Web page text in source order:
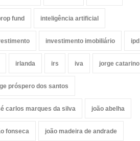
fund inteligência artificial
investimento imobiliário ipd
irlanda irs iva jorge catarino
próspero dos santos
carlos marques da silva joão abelha
fonseca joão madeira de andrade